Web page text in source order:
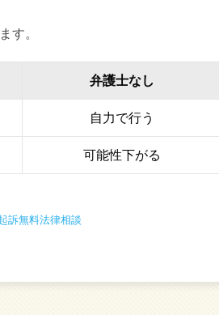
す。
弁護士なし
自力で行う
可能性下がる
訴無料法律相談